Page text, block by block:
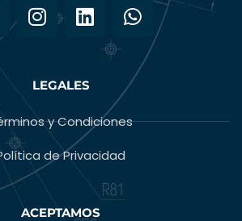
LEGALES
y Condiciones
de Privacidad
ACEPTAMOS